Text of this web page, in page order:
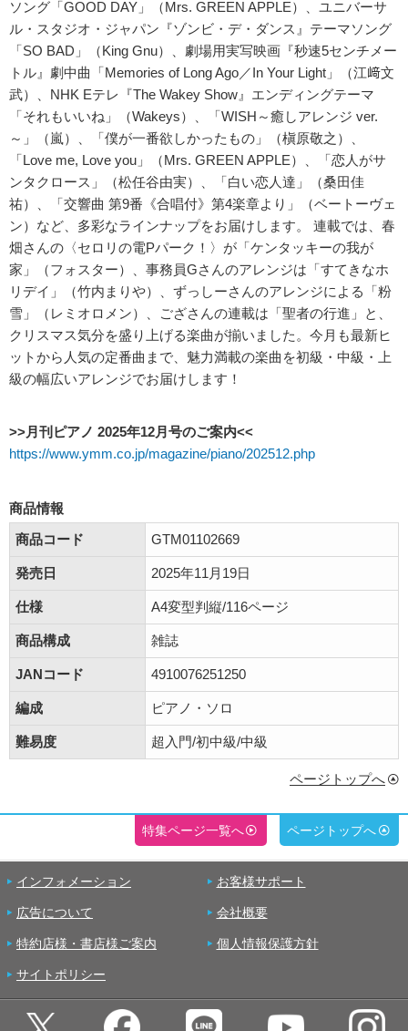
ソング「GOOD DAY」（Mrs. GREEN APPLE）、ユニバーサ
ル・スタジオ・ジャパン『ゾンビ・デ・ダンス』テーマソング
「SO BAD」（King Gnu）、劇場用実写映画『秒速5センチメー
トル』劇中曲「Memories of Long Ago／In Your Light」（江﨑文
武）、NHK Eテレ『The Wakey Show』エンディングテーマ
「それもいいね」（Wakeys）、「WISH～癒しアレンジ ver.
～」（嵐）、「僕が一番欲しかったもの」（槇原敬之）、
「Love me, Love you」（Mrs. GREEN APPLE）、「恋人がサ
ンタクロース」（松任谷由実）、「白い恋人達」（桑田佳
祐）、「交響曲 第9番《合唱付》第4楽章より」（ベートーヴェ
ン）など、多彩なラインナップをお届けします。 連載では、春
畑さんの〈セロリの電Pパーク！〉が「ケンタッキーの我が
家」（フォスター）、事務員Gさんのアレンジは「すてきなホ
リデイ」（竹内まりや）、ずっしーさんのアレンジによる「粉
雪」（レミオロメン）、ござさんの連載は「聖者の行進」と、
クリスマス気分を盛り上げる楽曲が揃いました。今月も最新ヒ
ットから人気の定番曲まで、魅力満載の楽曲を初級・中級・上
級の幅広いアレンジでお届けします！
>>月刊ピアノ 2025年12月号のご案内<<
https://www.ymm.co.jp/magazine/piano/202512.php
商品情報
商品コード
GTM01102669
発売日 2025年11月19日
仕様 A4変型判縦/116ページ
商品構成 雑誌
JANコード 4910076251250
編成 ピアノ・ソロ
難易度 超入門/初中級/中級
ページトップへ
特集ページ一覧へ ページトップへ
インフォメーション お客様サポート
広告について 会社概要
特約店様・書店様ご案内 個人情報保護方針
サイトポリシー